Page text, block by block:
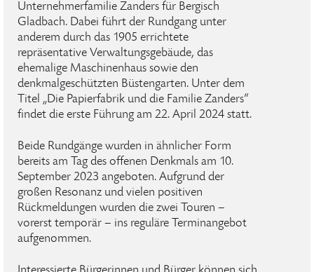
Unternehmerfamilie Zanders für Bergisch
Gladbach. Dabei führt der Rundgang unter
anderem durch das 1905 errichtete
repräsentative Verwaltungsgebäude, das
ehemalige Maschinenhaus sowie den
denkmalgeschützten Büstengarten. Unter dem
Titel „Die Papierfabrik und die Familie Zanders“
findet die erste Führung am 22. April 2024 statt.
Beide Rundgänge wurden in ähnlicher Form
bereits am Tag des offenen Denkmals am 10.
September 2023 angeboten. Aufgrund der
großen Resonanz und vielen positiven
Rückmeldungen wurden die zwei Touren –
vorerst temporär – ins reguläre Terminangebot
aufgenommen.